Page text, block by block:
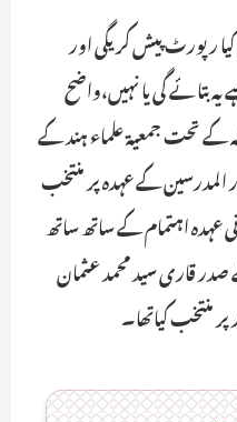
کیا رپورٹ پیش کریگی اور
بتائے گی یا نہیں،واضح
تحت جمعیۃ علماء ہند کے
المدرسین کے عہدہ پر منتخب
عہدہ اہتمام کے ساتھ ساتھ
صدر قاری سید محمد عثمان
منتخب کیاتھا۔